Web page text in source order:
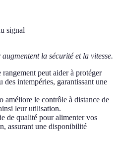
signal
la sécurité et la vitesse.
rangement peut aider à protéger
des intempéries, garantissant une
améliore le contrôle à distance de
leur utilisation.
de qualité pour alimenter vos
assurant une disponibilité